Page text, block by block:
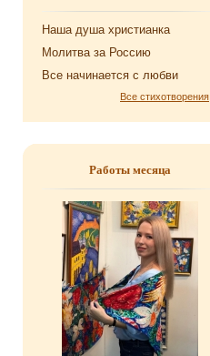
Наша душа хри­сти­ан­ка
Мо­лит­ва за Рос­сию
Все на­чи­на­ет­ся с любви
Все стихотворения
Работы месяца